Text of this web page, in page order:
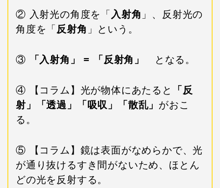
② 入射光の角度を「 入射角 」、反射光の
角度を「 反射角 」という。
③ 「入射角」 = 「反射角」 となる。
④ 【コラム】光が物体にあたると
「反
射」「透過」「吸収」「散乱」 がおこ
る。
⑤ 【コラム】鏡は表面がなめらかで、光
が通り抜けるすき間がないため、ほとん
どの光を反射する。